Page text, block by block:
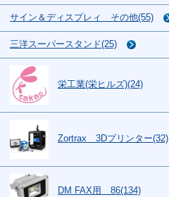
サイン＆ディスプレィ その他(55)
三洋スーパースタンド(25)
栄工業(栄ヒルズ)(24)
Zortrax 3Dプリンター(32)
DM FAX用 86(134)